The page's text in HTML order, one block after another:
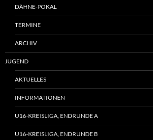
DÄHNE-POKAL
TERMINE
ARCHIV
JUGEND
AKTUELLES
INFORMATIONEN
U16-KREISLIGA, ENDRUNDE A
U16-KREISLIGA, ENDRUNDE B